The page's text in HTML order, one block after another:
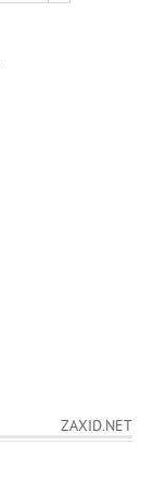
ZAXID.NET